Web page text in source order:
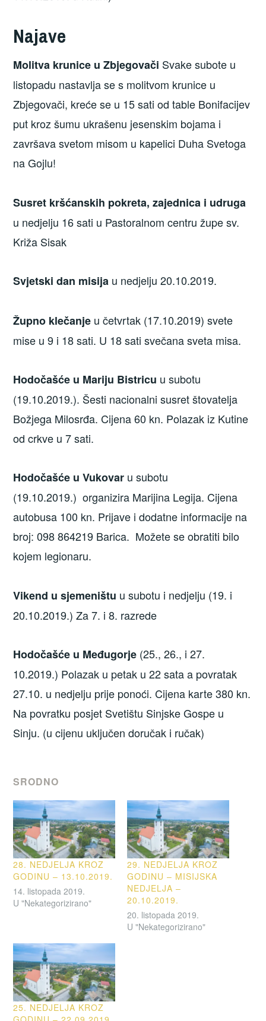
Najave
Molitva krunice u Zbjegovači Svake subote u
listopadu nastavlja se s molitvom krunice u
Zbjegovači, kreće se u 15 sati od table Bonifacijev
put kroz šumu ukrašenu jesenskim bojama i
završava svetom misom u kapelici Duha Svetoga
na Gojlu!
Susret kršćanskih pokreta, zajednica i udruga
u nedjelju 16 sati u Pastoralnom centru župe sv.
Križa Sisak
Svjetski dan misija u nedjelju 20.10.2019.
Župno klečanje u četvrtak (17.10.2019) svete
mise u 9 i 18 sati. U 18 sati svečana sveta misa.
Hodočašće u Mariju Bistricu u subotu
(19.10.2019.). Šesti nacionalni susret štovatelja
Božjega Milosrđa. Cijena 60 kn. Polazak iz Kutine
od crkve u 7 sati.
Hodočašće u Vukovar u subotu
(19.10.2019.) organizira Marijina Legija. Cijena
autobusa 100 kn. Prijave i dodatne informacije na
broj: 098 864219 Barica. Možete se obratiti bilo
kojem legionaru.
Vikend u sjemeništu u subotu i nedjelju (19. i
20.10.2019.) Za 7. i 8. razrede
Hodočašće u Međugorje (25., 26., i 27.
10.2019.) Polazak u petak u 22 sata a povratak
27.10. u nedjelju prije ponoći. Cijena karte 380 kn.
Na povratku posjet Svetištu Sinjske Gospe u
Sinju. (u cijenu uključen doručak i ručak)
SRODNO
28. NEDJELJA KROZ
GODINU – 13.10.2019.
14. listopada 2019.
U "Nekategorizirano"
29. NEDJELJA KROZ
GODINU – MISIJSKA
NEDJELJA –
20.10.2019.
20. listopada 2019.
U "Nekategorizirano"
25. NEDJELJA KROZ